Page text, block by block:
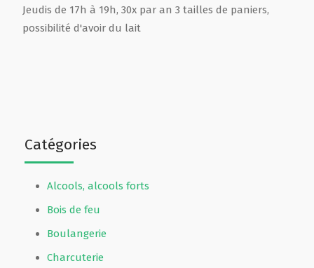
Catégories
Alcools, alcools forts
Bois de feu
Boulangerie
Charcuterie
Jeudis de 17h à 19h, 30x par an 3 tailles de paniers,
possibilité d'avoir du lait